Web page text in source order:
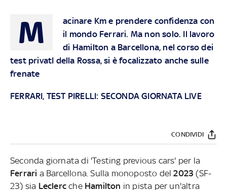
M
acinare Km e prendere confidenza con
il mondo Ferrari. Ma non solo. Il lavoro
di Hamilton a Barcellona, nel corso dei
test privatI della Rossa, si è focalizzato anche sulle
frenate
FERRARI, TEST PIRELLI: SECONDA GIORNATA LIVE
CONDIVIDI
Seconda giornata di 'Testing previous cars' per la
Ferrari a Barcellona. Sulla monoposto del2023(SF-
23) sia Leclercche Hamilton in pista per un'altra